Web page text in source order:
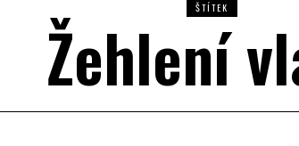
ŠTÍTEK
Žehlení